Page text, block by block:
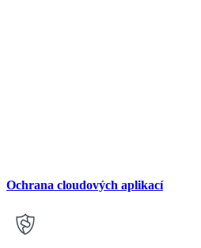
Ochrana cloudových aplikací